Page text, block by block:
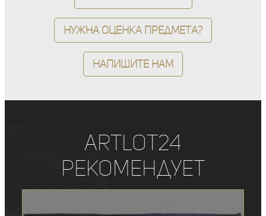
Нужна оценка предмета?
Напишите нам
ArtLot24
рекомендует